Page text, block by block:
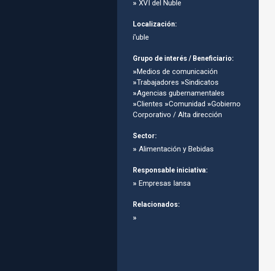
» XVI del Nuble
Localización:
í‘uble
Grupo de interés / Beneficiario:
»Medios de comunicación
»Trabajadores »Sindicatos
»Agencias gubernamentales
»Clientes »Comunidad »Gobierno
Corporativo / Alta dirección
Sector:
» Alimentación y Bebidas
Responsable iniciativa:
» Empresas Iansa
Relacionados:
»